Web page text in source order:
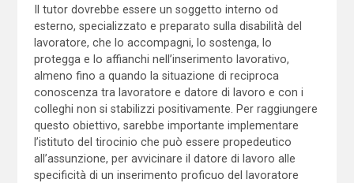
Il tutor dovrebbe essere un soggetto interno od
esterno, specializzato e preparato sulla disabilità del
lavoratore, che lo accompagni, lo sostenga, lo
protegga e lo affianchi nell’inserimento lavorativo,
almeno fino a quando la situazione di reciproca
conoscenza tra lavoratore e datore di lavoro e con i
colleghi non si stabilizzi positivamente. Per raggiungere
questo obiettivo, sarebbe importante implementare
l’istituto del tirocinio che può essere propedeutico
all’assunzione, per avvicinare il datore di lavoro alle
specificità di un inserimento proficuo del lavoratore